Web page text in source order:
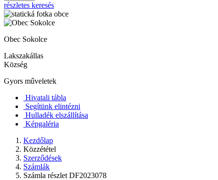
részletes keresés
Obec Sokolce
Lakszakállas
Község
Gyors műveletek
Hivatali tábla
Segítünk elintézni
Hulladék elszállítása
Képgaléria
Kezdőlap
Közzététel
Szerződések
Számlák
Számla részlet DF2023078